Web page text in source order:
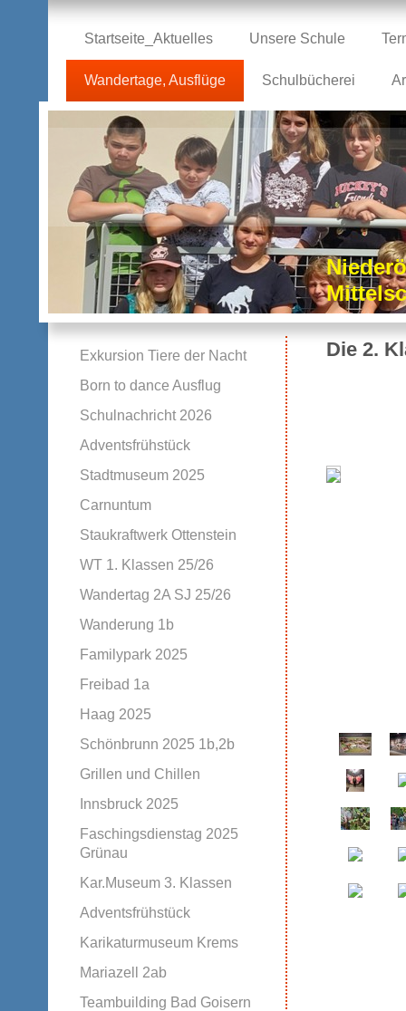
Startseite_Aktuelles Unsere Schule
Wandertage, Ausflüge Schulbücherei
Die 2.
Exkursion Tiere der Nacht
Born to dance Ausflug
Schulnachricht 2026
Adventsfrühstück
Stadtmuseum 2025
Carnuntum
Staukraftwerk Ottenstein
WT 1. Klassen 25/26
Wandertag 2A SJ 25/26
Wanderung 1b
Familypark 2025
Freibad 1a
Haag 2025
Schönbrunn 2025 1b,2b
Grillen und Chillen
Innsbruck 2025
Faschingsdienstag 2025
Grünau
Kar.Museum 3. Klassen
Adventsfrühstück
Karikaturmuseum Krems
Mariazell 2ab
Teambuilding Bad Goisern